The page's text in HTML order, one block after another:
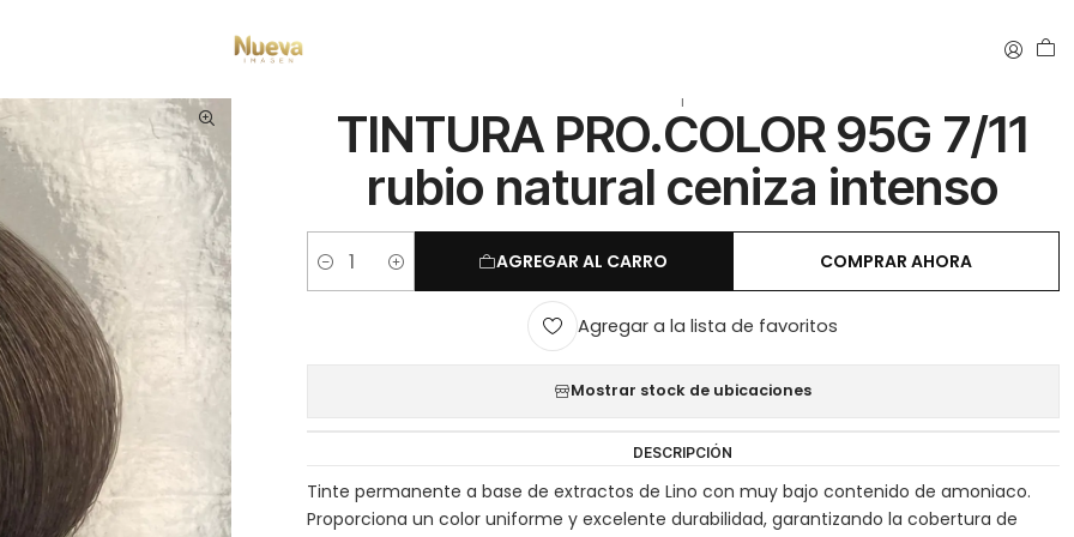
|
TINTURA PRO.COLOR 95G 7/11
rubio natural ceniza intenso
Cantidad AGREGAR AL CARRO COMPRAR AHORA
Agregar a la lista de favoritos
Mostrar stock de ubicaciones
DESCRIPCIÓN
Tinte permanente a base de extractos de Lino con muy bajo contenido de amoniaco.
Proporciona un color uniforme y excelente durabilidad, garantizando la cobertura de